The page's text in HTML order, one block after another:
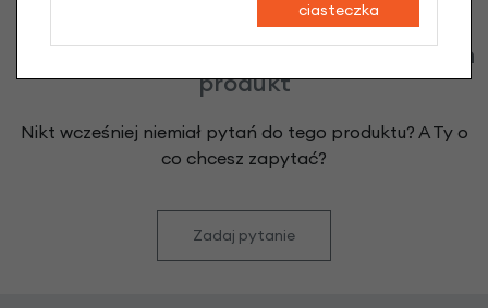
Klienci zadali następujące pytania o ten
produkt
Nikt wcześniej niemiał pytań do tego produktu? A Ty o
co chcesz zapytać?
Zadaj pytanie
ciasteczka